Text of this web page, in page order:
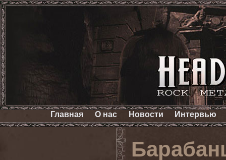
Главная О нас Новости Интервью